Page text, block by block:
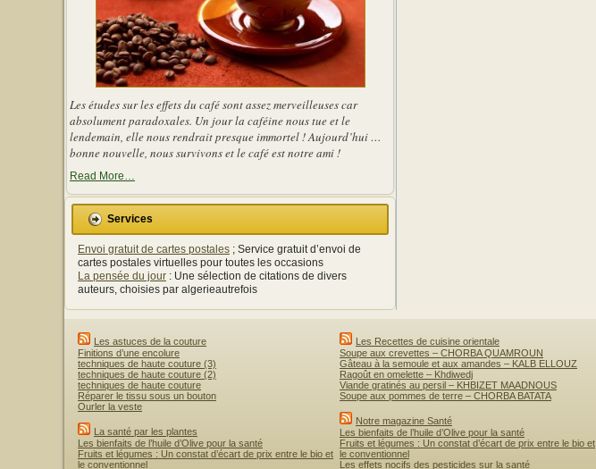
Les études sur les effets du café sont assez merveilleuses car
absolument paradoxales. Un jour la caféine nous tue et le
lendemain, elle nous rendrait presque immortel ! Aujourd’hui …
bonne nouvelle, nous survivons et le café est notre ami !
Read More
effets
du
café
sont
assez
merveilleuses
car
absolument
…
Services
Envoi gratuit de cartes postales ; Service gratuit d’envoi de
cartes postales virtuelles pour toutes les occasions
La pensée du jour : Une sélection de citations de divers
auteurs, choisies par algerieautrefois
Les astuces de la couture
Finitions d’une encolure
techniques de haute couture (3)
techniques de haute couture (2)
techniques de haute couture
Réparer le tissu sous un bouton
Ourler la veste
La santé par les plantes
Les bienfaits de l’huile d’Olive pour la santé
Fruits et légumes : Un constat d’écart de prix entre le bio et
le conventionnel
Les Recettes de cuisine orientale
Soupe aux crevettes – CHORBA QUAMROUN
Gâteau à la semoule et aux amandes – KALB ELLOUZ
Ragoût en omelette – Khdiwedj
Viande gratinés au persil – KHBIZET MAADNOUS
Soupe aux pommes de terre – CHORBA BATATA
Notre magazine Santé
Les bienfaits de l’huile d’Olive pour la santé
Fruits et légumes : Un constat d’écart de prix entre le bio et
le conventionnel
Les effets nocifs des pesticides sur la santé